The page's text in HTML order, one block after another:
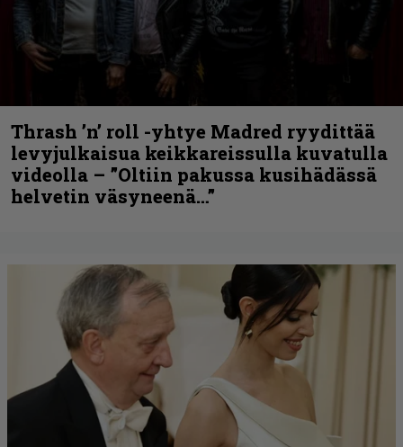
Thrash ’n’ roll -yhtye Madred ryydittää
levyjulkaisua keikkareissulla kuvatulla
videolla – ”Oltiin pakussa kusihädässä
helvetin väsyneenä…”